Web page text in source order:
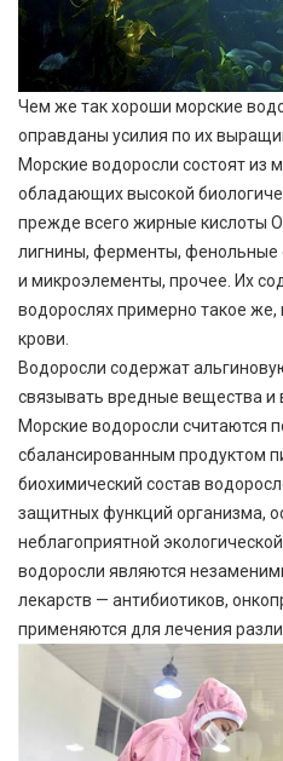
Чем же так хороши морские
оправданы усилия по их
Морские водоросли состоят из
обладающих высокой
прежде всего жирные кислоты
лигнины, ферменты, фенольные
и микроэлементы, прочее. Их
водорослях примерно такое же,
крови.
Водоросли содержат
связывать вредные вещества и
Морские водоросли считаются
сбалансированным продуктом
биохимический состав
защитных функций организма,
неблагоприятной
водоросли являются
лекарств — антибиотиков,
применяются для лечения